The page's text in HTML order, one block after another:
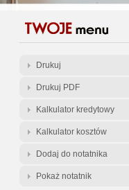
Gratis -
Drukuj
Drukuj PDF
Kalkulator kredytowy
Kalkulator kosztów
Dodaj do notatnika
Pokaż notatnik